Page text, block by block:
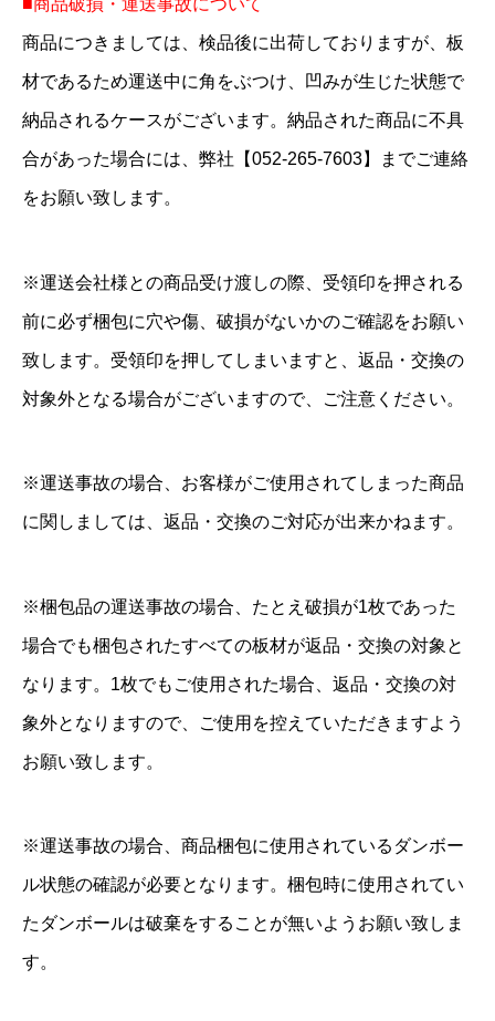
■商品破損・運送事故について
商品につきましては、検品後に出荷しておりますが、板
材であるため運送中に角をぶつけ、凹みが生じた状態で
納品されるケースがございます。納品された商品に不具
合があった場合には、弊社【052-265-7603】までご連絡
をお願い致します。
※運送会社様との商品受け渡しの際、受領印を押される
前に必ず梱包に穴や傷、破損がないかのご確認をお願い
致します。受領印を押してしまいますと、返品・交換の
対象外となる場合がございますので、ご注意ください。
※運送事故の場合、お客様がご使用されてしまった商品
に関しましては、返品・交換のご対応が出来かねます。
※梱包品の運送事故の場合、たとえ破損が1枚であった
場合でも梱包されたすべての板材が返品・交換の対象と
なります。1枚でもご使用された場合、返品・交換の対
象外となりますので、ご使用を控えていただきますよう
お願い致します。
※運送事故の場合、商品梱包に使用されているダンボー
ル状態の確認が必要となります。梱包時に使用されてい
たダンボールは破棄をすることが無いようお願い致しま
す。